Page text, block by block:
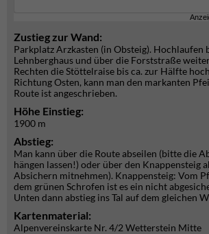
Zustieg zur Wand:
Parkplatz Arzkasten (in Obsteig). Hochlaufen
Lehnberghaus und über die Forststraße
Rechten die Stöttelraise bis ca. zur Hälfte
Richtung Osten, kann man den markanten
Route ist angeschrieben.
Höhe Einstieg:
1900 m
Abstieg:
Man kann über die Route abseilen (bitte die
hängen lassen!) oder über den Knappensteig
Absichern mitnehmen). Knappensteig: Vom
dem grünen Schrofen ist es ein nicht
Unten dann abstieg ins Tal auf dem gleichen
Kartenmaterial:
Alpenvereinskarte Nr. 4/2 Wetterstein Mitte